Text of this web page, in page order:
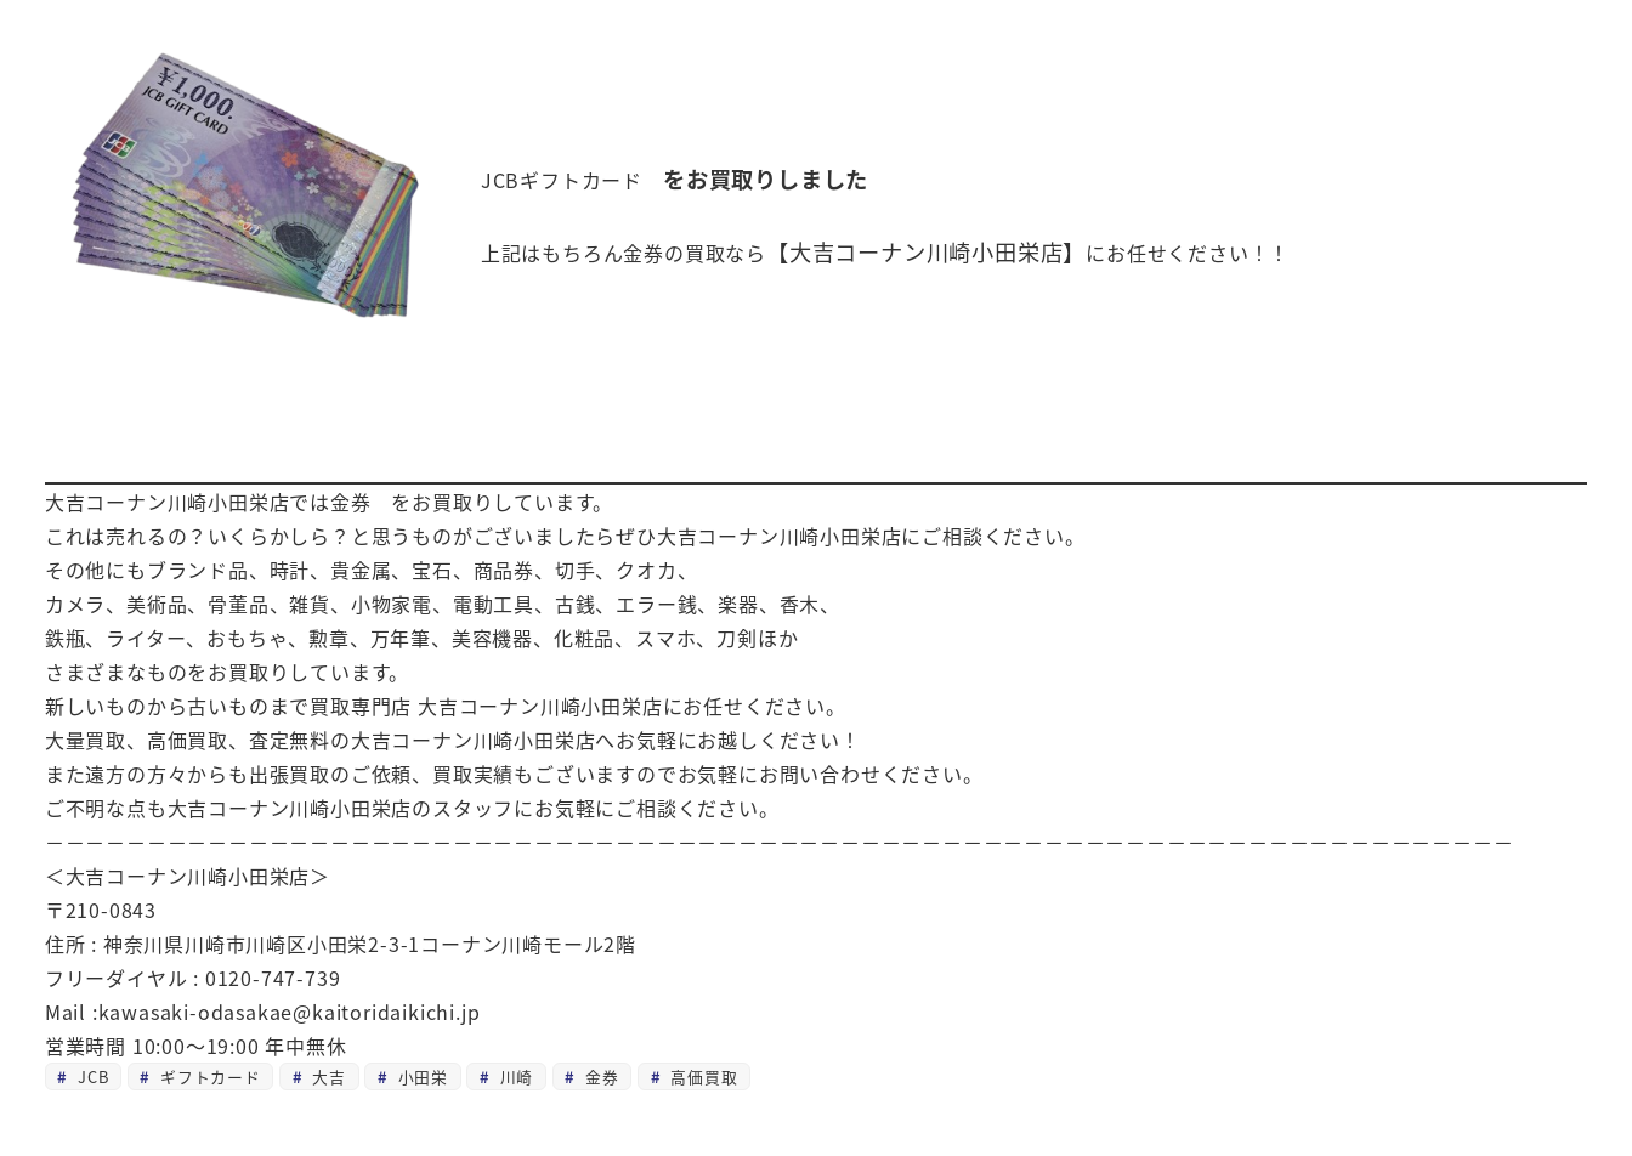
JCBギフトカード をお買取りしました
上記はもちろん金券の買取なら 【大吉コーナン川崎小田栄店】 にお任せください！！
大吉コーナン川崎小田栄店では金券 をお買取りしています。
これは売れるの？いくらかしら？と思うものがございましたらぜひ大吉コーナン川崎小田栄店にご相談ください。
その他にもブランド品、時計、貴金属、宝石、商品券、切手、クオカ、
カメラ、美術品、骨董品、雑貨、小物家電、電動工具、古銭、エラー銭、楽器、香木、
鉄瓶、ライター、おもちゃ、勲章、万年筆、美容機器、化粧品、スマホ、刀剣ほか
さまざまなものをお買取りしています。
新しいものから古いものまで買取専門店 大吉コーナン川崎小田栄店にお任せください。
大量買取、高価買取、査定無料の大吉コーナン川崎小田栄店へお気軽にお越しください！
また遠方の方々からも出張買取のご依頼、買取実績もございますのでお気軽にお問い合わせください。
ご不明な点も大吉コーナン川崎小田栄店のスタッフにお気軽にご相談ください。
－－－－－－－－－－－－－－－－－－－－－－－－－－－－－－－－－－－－－－－－－－－－－－－－－－－－－－－－－－－－－－－－－－－－－－－－
＜大吉コーナン川崎小田栄店＞
〒210-0843
住所 : 神奈川県川崎市川崎区小田栄2-3-1コーナン川崎モール2階
フリーダイヤル : 0120-747-739
Mail :kawasaki-odasakae@kaitoridaikichi.jp
営業時間 10:00～19:00 年中無休
JCB ギフトカード 大吉 小田栄 川崎 金券 高価買取